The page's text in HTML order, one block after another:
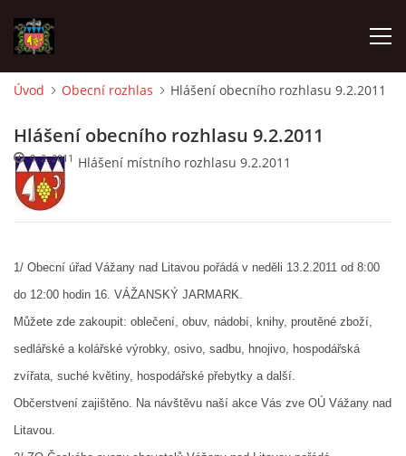
O SBORU
POZVÁNKY
CO SE DĚLO?
MLADÍ HASIČI
ZÁSAHOVÁ JEDNOTKA
Úvod Obecní rozhlas Hlášení obecního rozhlasu 9.2.2011
Hlášení obecního rozhlasu 9.2.2011
Hlášení místního rozhlasu 9.2.2011
9. 2. 2011
1/ Obecní úřad Vážany nad Litavou pořádá v neděli 13.2.2011 od 8:00
do 12:00 hodin 16. VÁŽANSKÝ JARMARK.
Můžete zde zakoupit: oblečení, obuv, nádobí, knihy, proutěné zboží,
sedlářské a kolářské výrobky, osivo, sadbu, hnojivo, hospodářská
zvířata, suché květiny, hospodářské přebytky a další.
Občerstvení zajištěno. Na návštěvu naší akce Vás zve OÚ Vážany nad
Litavou.